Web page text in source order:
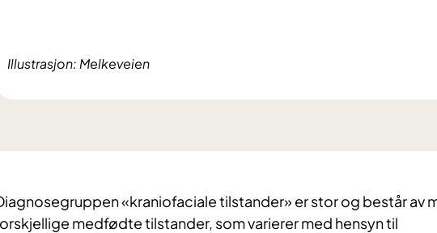
Illustrasjon: Melkeveien
«kraniofaciale tilstander» er stor og består av
medfødte tilstander, som varierer med hensyn til